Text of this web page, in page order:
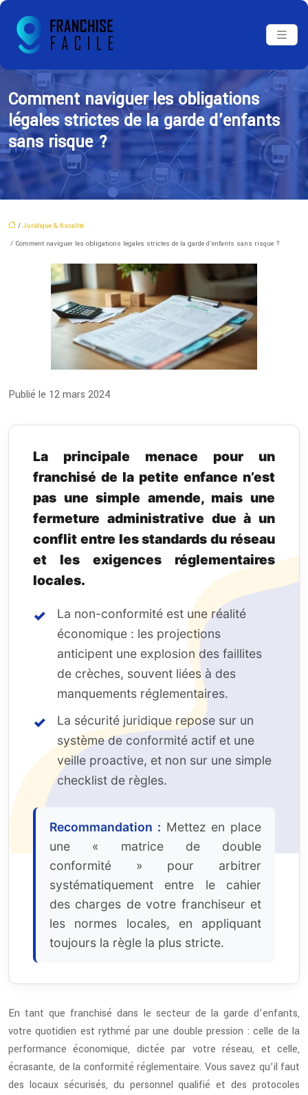
Comment naviguer les obligations
légales strictes de la garde d’enfants
sans risque ?
/ Juridique & fiscalité
/ Comment naviguer les obligations légales strictes de la garde d’enfants sans risque ?
Publié le 12 mars 2024
La principale menace pour un
franchisé de la petite enfance n’est
pas une simple amende, mais une
fermeture administrative due à un
conflit entre les standards du réseau
et les exigences réglementaires
locales.
La non-conformité est une réalité
économique : les projections
anticipent une explosion des faillites
de crèches, souvent liées à des
manquements réglementaires.
La sécurité juridique repose sur un
système de conformité actif et une
veille proactive, et non sur une simple
checklist de règles.
Recommandation : Mettez en place
une « matrice de double
conformité » pour arbitrer
systématiquement entre le cahier
des charges de votre franchiseur et
les normes locales, en appliquant
toujours la règle la plus stricte.
En tant que franchisé dans le secteur de la garde d’enfants,
votre quotidien est rythmé par une double pression : celle de la
performance économique, dictée par votre réseau, et celle,
écrasante, de la conformité réglementaire. Vous savez qu’il faut
des locaux sécurisés, du personnel qualifié et des protocoles